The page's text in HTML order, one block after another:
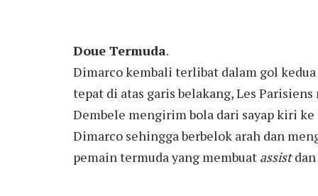
Doue Termuda.
Dimarco kembali terlibat dalam gol
tepat di atas garis belakang, Les
Dembele mengirim bola dari sayap kiri
Dimarco sehingga berbelok arah dan
pemain termuda yang membuat assistdan